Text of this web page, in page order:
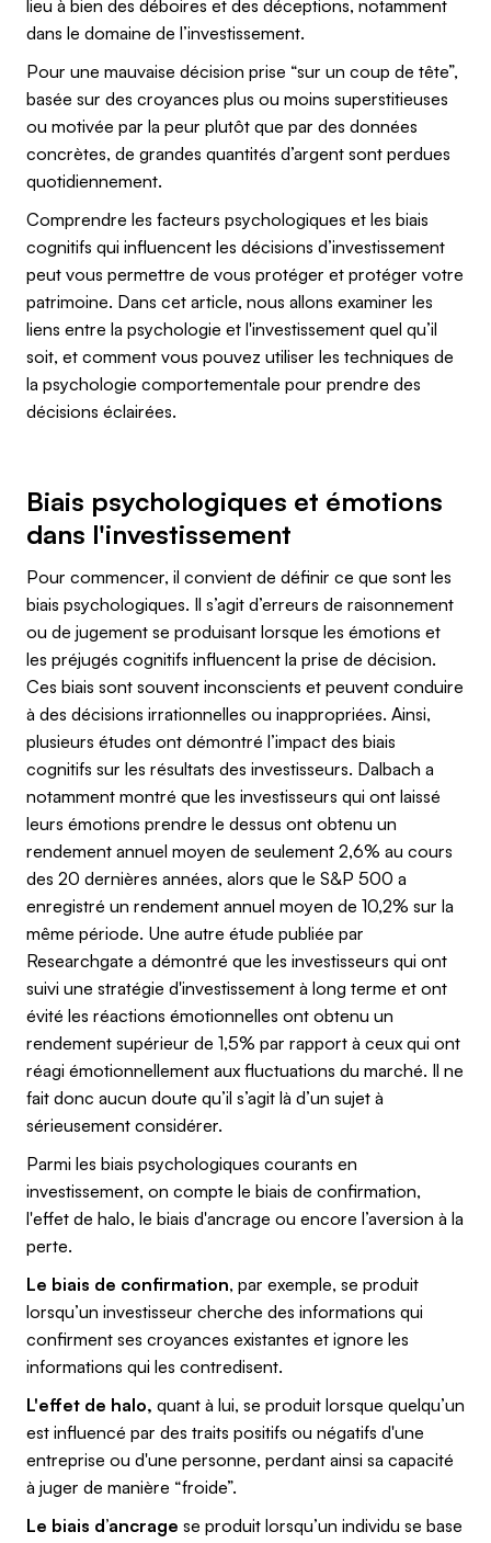
lieu à bien des déboires et des déceptions, notamment
dans le domaine de l’investissement.
Pour une mauvaise décision prise “sur un coup de tête”,
basée sur des croyances plus ou moins superstitieuses
ou motivée par la peur plutôt que par des données
concrètes, de grandes quantités d’argent sont perdues
quotidiennement.
Comprendre les facteurs psychologiques et les biais
cognitifs qui influencent les décisions d’investissement
peut vous permettre de vous protéger et protéger votre
patrimoine. Dans cet article, nous allons examiner les
liens entre la psychologie et l'investissement quel qu’il
soit, et comment vous pouvez utiliser les techniques de
la psychologie comportementale pour prendre des
décisions éclairées.
Biais psychologiques et émotions
dans l'investissement
Pour commencer, il convient de définir ce que sont les
biais psychologiques. Il s’agit d’erreurs de raisonnement
ou de jugement se produisant lorsque les émotions et
les préjugés cognitifs influencent la prise de décision.
Ces biais sont souvent inconscients et peuvent conduire
à des décisions irrationnelles ou inappropriées. Ainsi,
plusieurs études ont démontré l’impact des biais
cognitifs sur les résultats des investisseurs. Dalbach a
notamment montré que les investisseurs qui ont laissé
leurs émotions prendre le dessus ont obtenu un
rendement annuel moyen de seulement 2,6% au cours
des 20 dernières années, alors que le S&P 500 a
enregistré un rendement annuel moyen de 10,2% sur la
même période. Une autre étude publiée par
Researchgate a démontré que les investisseurs qui ont
suivi une stratégie d'investissement à long terme et ont
évité les réactions émotionnelles ont obtenu un
rendement supérieur de 1,5% par rapport à ceux qui ont
réagi émotionnellement aux fluctuations du marché. Il ne
fait donc aucun doute qu’il s’agit là d’un sujet à
sérieusement considérer.
Parmi les biais psychologiques courants en
investissement, on compte le biais de confirmation,
l'effet de halo, le biais d'ancrage ou encore l’aversion à la
perte.
Le biais de confirmation, par exemple, se produit
lorsqu’un investisseur cherche des informations qui
confirment ses croyances existantes et ignore les
informations qui les contredisent.
L'effet de halo, quant à lui, se produit lorsque quelqu’un
est influencé par des traits positifs ou négatifs d'une
entreprise ou d'une personne, perdant ainsi sa capacité
à juger de manière “froide”.
Le biais d’ancrage se produit lorsqu’un individu se base